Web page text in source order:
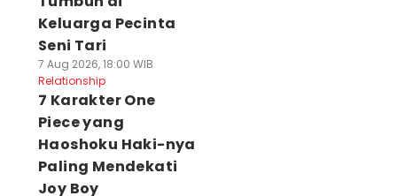
Keluarga Pecinta
Seni Tari
7 Aug 2026, 18:00 WIB
Relationship
7 Karakter One
Piece yang
Haoshoku Haki-nya
Paling Mendekati
Joy Boy